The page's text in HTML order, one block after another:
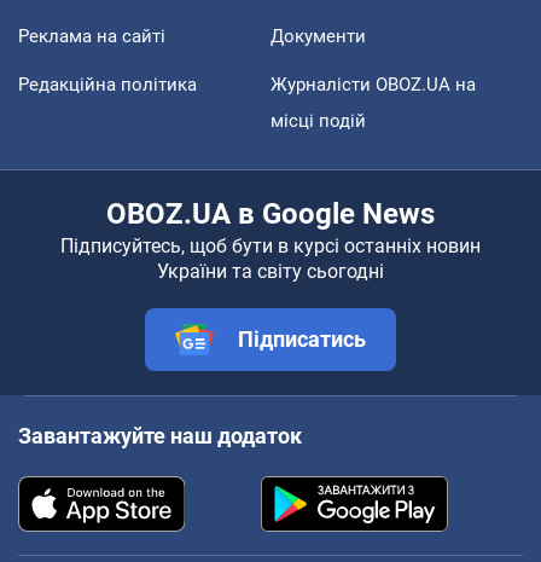
Реклама на сайті Документи
Редакційна політика
Журналісти OBOZ.UA на
місці подій
OBOZ.UA в Google News
Підписуйтесь, щоб бути в курсі останніх новин
України та світу сьогодні
Підписатись
Завантажуйте наш додаток